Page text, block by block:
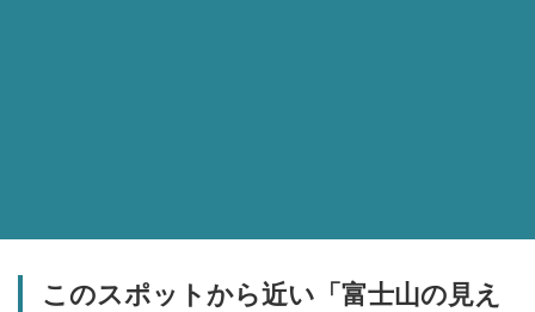
このスポットから近い「富士山の見え